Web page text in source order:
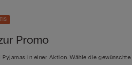
Promo
Pyjamas in einer Aktion. Wähle die gewünschte